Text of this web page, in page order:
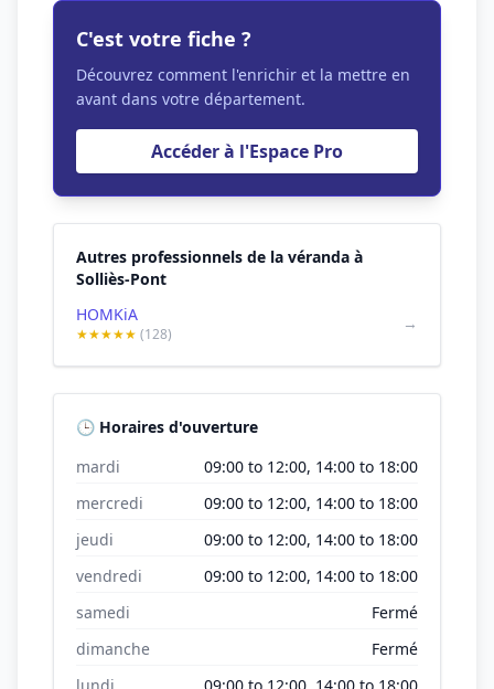
C'est votre fiche ?
Découvrez comment l'enrichir et la mettre en
avant dans votre département.
Accéder à l'Espace Pro
Autres professionnels de la véranda à
Solliès-Pont
HOMKiA
★★★★★ (128)
→
🕒 Horaires d'ouverture
mardi
09:00 to 12:00, 14:00 to 18:00
mercredi
09:00 to 12:00, 14:00 to 18:00
jeudi
09:00 to 12:00, 14:00 to 18:00
vendredi
09:00 to 12:00, 14:00 to 18:00
samedi
Fermé
dimanche
Fermé